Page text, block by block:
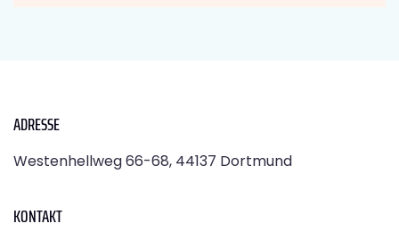
ADRESSE
Westenhellweg 66-68, 44137 Dortmund
KONTAKT